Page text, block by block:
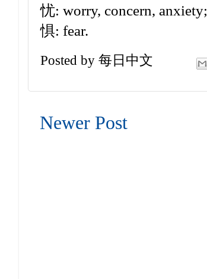
忧: worry, concern, anxiety;
惧: fear.
Posted by 每日中文
Newer Post